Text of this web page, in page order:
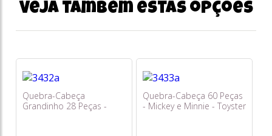
Veja também estas opções
Quebra-Cabeça
Grandinho 28 Peças -
Quebra-Cabeça 60 Peças
- Mickey e Minnie - Toyster